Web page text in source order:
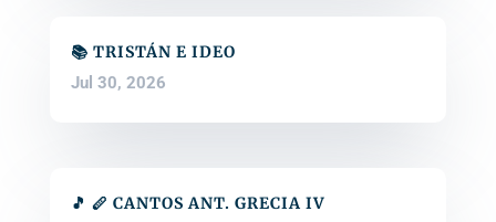
📚 TRISTÁN E IDEO
Jul 30, 2026
🎵 🪈 CANTOS ANT. GRECIA IV